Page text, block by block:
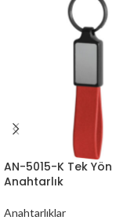
AN-5015-K Tek Yön
Anahtarlık
Anahtarlıklar